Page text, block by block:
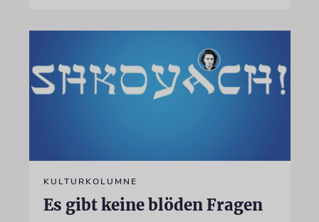
KULTURKOLUMNE
Es gibt keine blöden Fragen